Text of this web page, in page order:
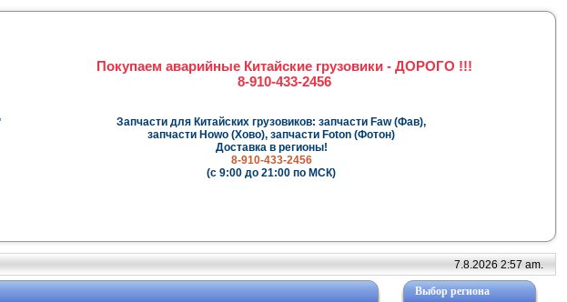
Покупаем аварийные Китайские грузовики - ДОРОГО !!!
8-910-433-2456
Запчасти для Китайских грузовиков: запчасти Faw (Фав),
запчасти Howo (Хово), запчасти Foton (Фотон)
Доставка в регионы!
8-910-433-2456
(с 9:00 до 21:00 по МСК)
7.8.2026 2:57 am.
Выбор региона